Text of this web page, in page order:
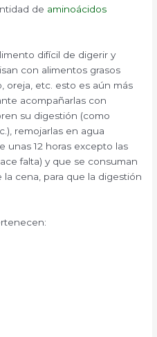
de aminoácidos
difícil de digerir y
con alimentos grasos
oreja, etc. esto es aún más
acompañarlas con
su digestión (como
remojarlas en agua
unas 12 horas excepto las
falta) y que se consuman
cena, para que la digestión